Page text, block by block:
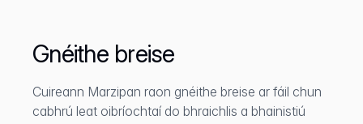
Gnéithe breise
Cuireann Marzipan raon gnéithe breise ar fáil chun
cabhrú leat oibríochtaí do bhraichlis a bhainistiú